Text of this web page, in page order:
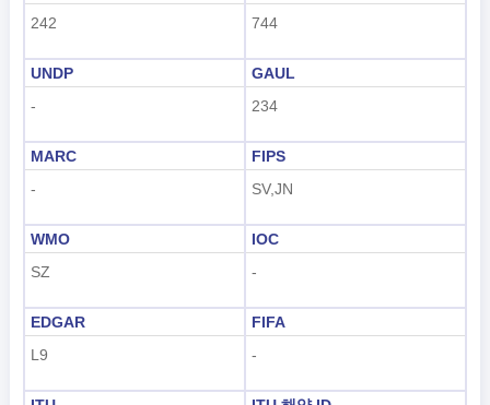
242
744
UNDP
-
GAUL
234
MARC
-
FIPS
SV,JN
WMO
SZ
IOC
-
EDGAR
L9
FIFA
-